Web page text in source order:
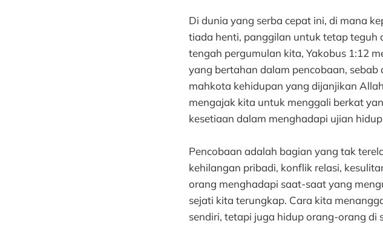
Di dunia yang serba cepat ini, di mana
tiada henti, panggilan untuk tetap teguh
tengah pergumulan kita, Yakobus 1:12
yang bertahan dalam pencobaan,
mahkota kehidupan yang dijanjikan
mengajak kita untuk menggali berkat
kesetiaan dalam menghadapi ujian
Pencobaan adalah bagian yang tak
kehilangan pribadi, konflik relasi,
orang menghadapi saat-saat yang
sejati kita terungkap. Cara kita
sendiri, tetapi juga hidup orang-orang di